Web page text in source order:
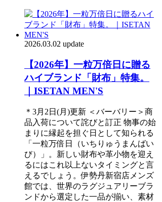
2026.03.02 update
【2026年】一粒万倍日に贈る
ハイブランド「財布」特集。
｜ISETAN MEN'S
＊3月2日(月)更新 ＜バーバリー＞商
品入荷について詫びと訂正 物事の始
まりに縁起を担ぐ日として知られる
「一粒万倍日（いちりゅうまんばい
び）」。新しい財布や革小物を迎え
るにはこれ以上ないタイミングと言
えるでしょう。伊勢丹新宿店メンズ
館では、世界のラグジュアリーブラ
ンドから選定した一品が揃い、素材